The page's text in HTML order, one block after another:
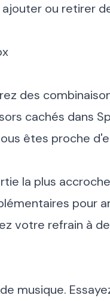
ajouter ou retirer
des
cachés dans
êtes proche
la plus
pour
votre refrain à
musique.